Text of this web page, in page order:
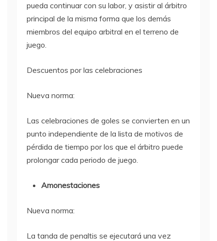
pueda continuar con su labor, y asistir al árbitro
principal de la misma forma que los demás
miembros del equipo arbitral en el terreno de
juego.
Descuentos por las celebraciones
Nueva norma:
Las celebraciones de goles se convierten en un
punto independiente de la lista de motivos de
pérdida de tiempo por los que el árbitro puede
prolongar cada periodo de juego.
Amonestaciones
Nueva norma:
La tanda de penaltis se ejecutará una vez